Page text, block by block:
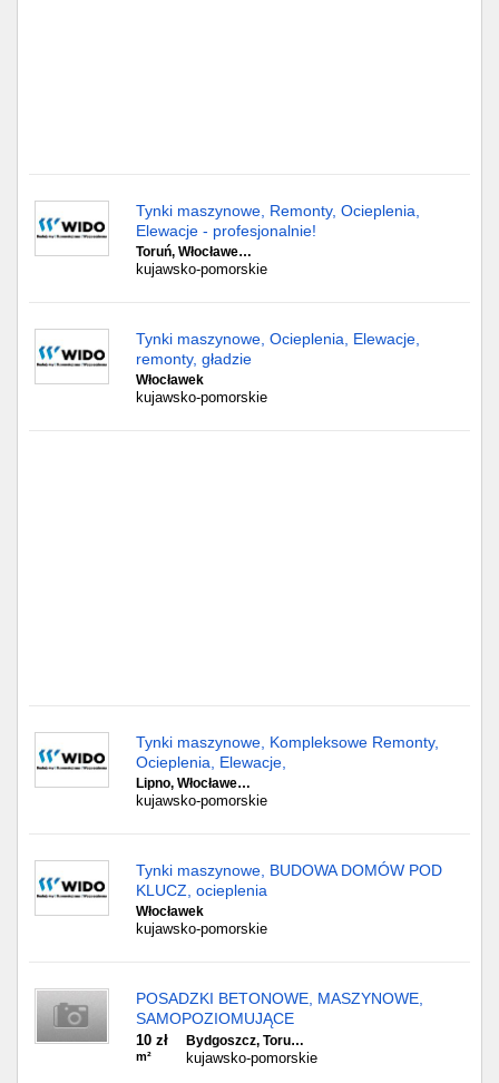
Tynki maszynowe, Remonty, Ocieplenia,
Elewacje - profesjonalnie!
Toruń, Włocławe…
kujawsko-pomorskie
Tynki maszynowe, Ocieplenia, Elewacje,
remonty, gładzie
Włocławek
kujawsko-pomorskie
Tynki maszynowe, Kompleksowe Remonty,
Ocieplenia, Elewacje,
Lipno, Włocławe…
kujawsko-pomorskie
Tynki maszynowe, BUDOWA DOMÓW POD
KLUCZ, ocieplenia
Włocławek
kujawsko-pomorskie
POSADZKI BETONOWE, MASZYNOWE,
SAMOPOZIOMUJĄCE
10 zł
m²
Bydgoszcz, Toru…
kujawsko-pomorskie
Częstochowa
Olsztyn